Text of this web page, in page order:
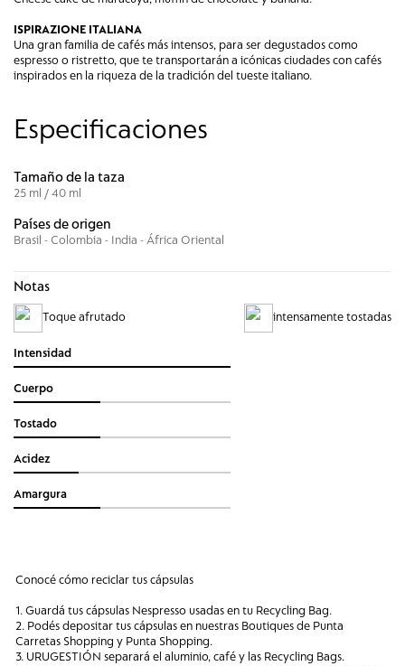
ISPIRAZIONE ITALIANA
Una gran familia de cafés más intensos, para ser degustados como
espresso o ristretto, que te transportarán a icónicas ciudades con cafés
inspirados en la riqueza de la tradición del tueste italiano.
Especificaciones
Tamaño de la taza
25 ml / 40 ml
Países de origen
Brasil - Colombia - India - África Oriental
Notas
Toque afrutado intensamente tostadas
Intensidad
Cuerpo
Tostado
Acidez
Amargura
Conocé cómo reciclar tus cápsulas
1. Guardá tus cápsulas Nespresso usadas en tu Recycling Bag.
2. Podés depositar tus cápsulas en nuestras Boutiques de Punta
Carretas Shopping y Punta Shopping.
3. URUGESTIÓN separará el aluminio, café y las Recycling Bags.